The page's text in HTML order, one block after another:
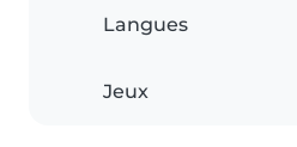
Langues
Jeux